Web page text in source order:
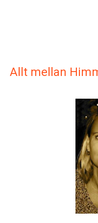
Allt mellan